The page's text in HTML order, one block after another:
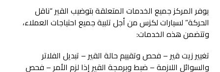
يوفر المركز جميع الخدمات المتعلقة بتوضيب القير “ناقل
الحركة” لسيارات لكزس من أجل تلبية جميع احتياجات العملاء،
وتتضمن هذه الخدمات:
تغيير زيت قير – فحص وتقييم حالة القير – تبديل الفلاتر
والسوائل اللازمة – ضبط وبرمجة القير إذا لزم الأمر – فحص